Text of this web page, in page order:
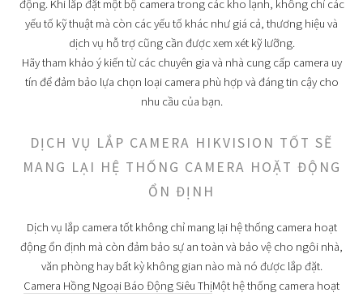
động. Khi lắp đặt một bộ camera trong các kho lạnh, không chỉ các
yếu tố kỹ thuật mà còn các yếu tố khác như giá cả, thương hiệu và
dịch vụ hỗ trợ cũng cần được xem xét kỹ lưỡng.
Hãy tham khảo ý kiến từ các chuyên gia và nhà cung cấp camera uy
tín để đảm bảo lựa chọn loại camera phù hợp và đáng tin cậy cho
nhu cầu của bạn.
DỊCH VỤ LẮP CAMERA HIKVISION TỐT SẼ
MANG LẠI HỆ THỐNG CAMERA HOẶT ĐỘNG
ỔN ĐỊNH
Dịch vụ lắp camera tốt không chỉ mang lại hệ thống camera hoạt
động ổn định mà còn đảm bảo sự an toàn và bảo vệ cho ngôi nhà,
văn phòng hay bất kỳ không gian nào mà nó được lắp đặt.
Camera Hồng Ngoại Báo Động Siêu ThịMột hệ thống camera hoạt